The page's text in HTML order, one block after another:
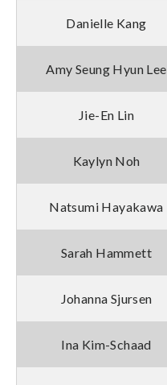
Danielle Kang
Amy Seung Hyun Lee
Jie-En Lin
Kaylyn Noh
Natsumi Hayakawa
Sarah Hammett
Johanna Sjursen
Ina Kim-Schaad